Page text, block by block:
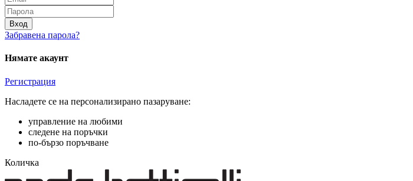
Вход
Забравена парола?
Нямате акаунт
Регистрация
Насладете се на персонализирано пазаруване:
управление на любими
следене на поръчки
по-бързо поръчване
Количка